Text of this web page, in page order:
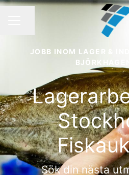
JOBB INOM LAGER &
Sök din nästa